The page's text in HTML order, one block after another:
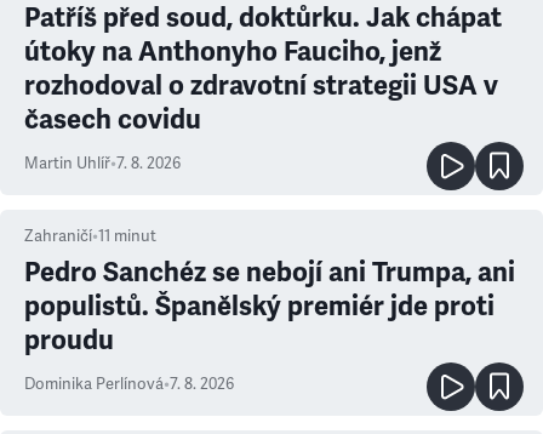
Patříš před soud, doktůrku. Jak chápat
útoky na Anthonyho Fauciho, jenž
rozhodoval o zdravotní strategii USA v
časech covidu
Martin Uhlíř•7. 8. 2026
Zahraničí•11 minut
Pedro Sanchéz se nebojí ani Trumpa, ani
populistů. Španělský premiér jde proti
proudu
Dominika Perlínová•7. 8. 2026